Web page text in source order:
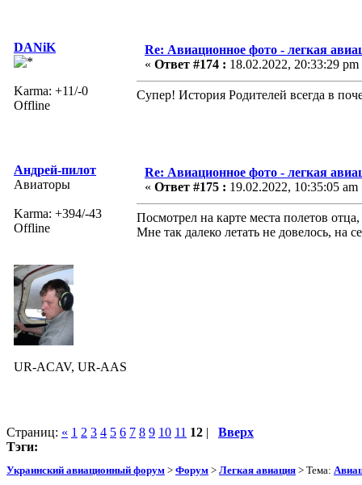
DANiK
Karma: +11/-0
Offline
Re: Авиационное фото - легкая
« Ответ #174 : 18.02.2022, 20:33:29 pm
Супер! История Родителей всегда в
Андрей-пилот
Авиаторы
Karma: +394/-43
Offline
UR-ACAV, UR-AAS
Re: Авиационное фото - легкая
« Ответ #175 : 19.02.2022, 10:35:05 am
Посмотрел на карте места полетов
Мне так далеко летать не довелось, на
Страниц: « 1 2 3 4 5 6 7 8 9 10 11 12 | Вверх
Тэги:
Украинский авиационный форум > Форум > Легкая авиация > Тема: